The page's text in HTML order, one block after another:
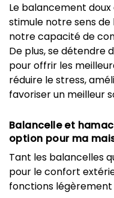
Le balancement
stimule notre sens
notre capacité de
De plus, se détendre
pour offrir les
réduire le stress,
favoriser un meilleur
Balancelle et
option pour ma
Tant les balancelles
pour le confort
fonctions